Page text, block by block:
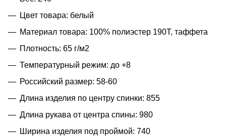
Цвет товара: белый
Материал товара: 100% полиэстер 190T, таффета
Плотность: 65 г/м2
Температурный режим: до +8
Российский размер: 58-60
Длина изделия по центру спинки: 855
Длина рукава от центра спины: 980
Ширина изделия под проймой: 740